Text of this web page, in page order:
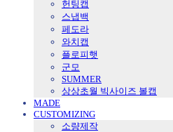
헌팅캡
스냅백
페도라
와치캡
플로피햇
군모
SUMMER
상상초월 빅사이즈 볼캡
MADE
CUSTOMIZING
소량제작